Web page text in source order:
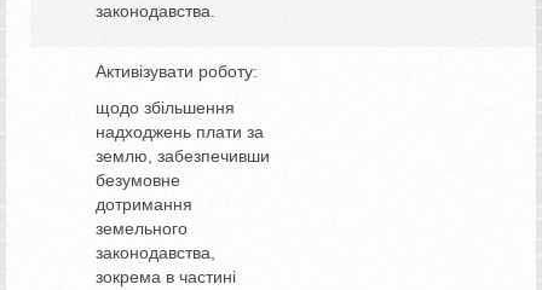
законодавства.
Активізувати роботу:
щодо збільшення
надходжень плати за
землю, забезпечивши
безумовне
дотримання
земельного
законодавства,
зокрема в частині